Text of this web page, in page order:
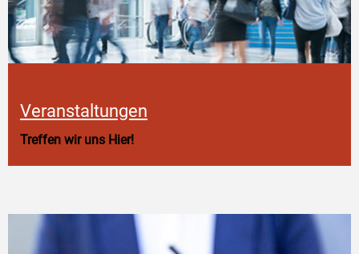
Veranstaltungen
Treffen wir uns Hier!